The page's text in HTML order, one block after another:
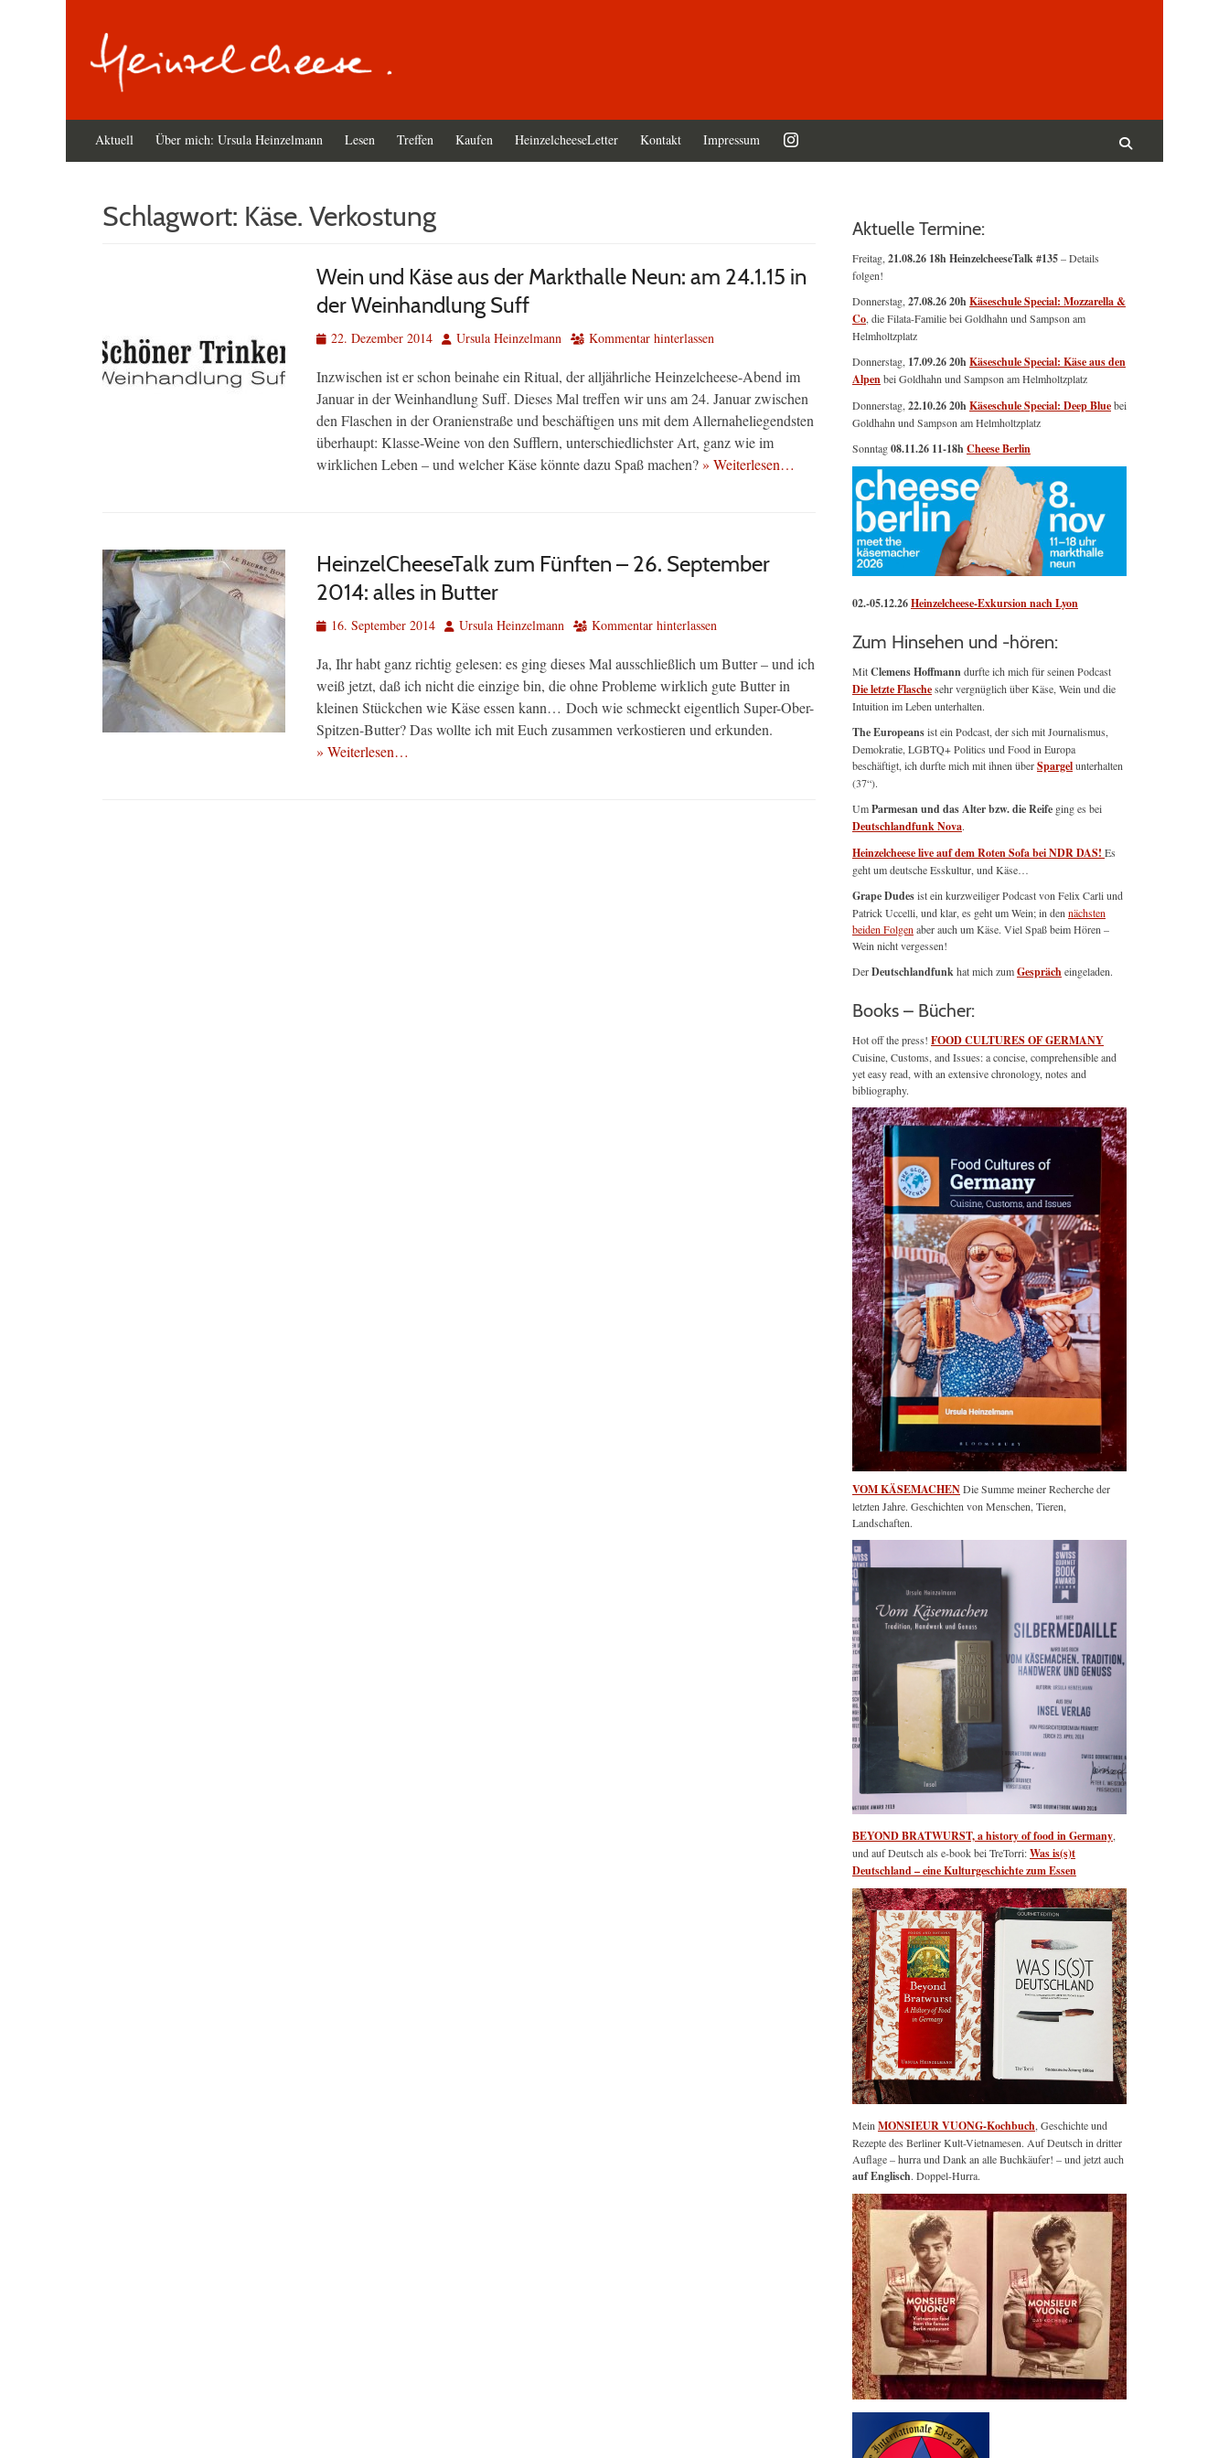
Primäres
Menü
Aktuell Über mich: Ursula Heinzelmann Lesen Treffen Kaufen HeinzelcheeseLetter Kontakt Impressum
Schlagwort: Käse. Verkostung
Wein und Käse aus der Markthalle Neun: am 24.1.15 in
der Weinhandlung Suff
Veröffentlicht
22. Dezember 2014 AutorUrsula Heinzelmann Kommentar hinterlassen
Inzwischen ist er schon beinahe ein Ritual, der alljährliche Heinzelcheese-Abend im
Januar in der Weinhandlung Suff. Dieses Mal treffen wir uns am 24. Januar zwischen
den Flaschen in der Oranienstraße und beschäftigen uns mit dem Allernaheliegendsten
überhaupt: Klasse-Weine von den Sufflern, unterschiedlichster Art, ganz wie im
wirklichen Leben – und welcher Käse könnte dazu Spaß machen?» Weiterlesen…
HeinzelCheeseTalk zum Fünften – 26. September
2014: alles in Butter
Veröffentlicht
16. September 2014 AutorUrsula Heinzelmann Kommentar hinterlassen
Ja, Ihr habt ganz richtig gelesen: es ging dieses Mal ausschließlich um Butter – und ich
weiß jetzt, daß ich nicht die einzige bin, die ohne Probleme wirklich gute Butter in
kleinen Stückchen wie Käse essen kann… Doch wie schmeckt eigentlich Super-Ober-
Spitzen-Butter? Das wollte ich mit Euch zusammen verkostieren und erkunden.
» Weiterlesen…
Aktuelle Termine:
Freitag, 21.08.26 18h HeinzelcheeseTalk #135– Details
folgen!
Donnerstag, 27.08.26 20hKäseschule Special: Mozzarella &
Co , die Filata-Familie bei Goldhahn und Sampson am
Helmholtzplatz
Donnerstag, 17.09.26 20hKäseschule Special: Käse aus den
Alpenbei Goldhahn und Sampson am Helmholtzplatz
Donnerstag, 22.10.26 20hKäseschule Special: Deep Bluebei
Goldhahn und Sampson am Helmholtzplatz
Sonntag08.11.26 11-18hCheese Berlin
02.-05.12.26Heinzelcheese-Exkursion nach Lyon
Zum Hinsehen und -hören:
MitClemens Hoffmanndurfte ich mich für seinen Podcast
Die letzte Flaschesehr vergnüglich über Käse, Wein und die
Intuition im Leben unterhalten.
The Europeansist ein Podcast, der sich mit Journalismus,
Demokratie, LGBTQ+ Politics und Food in Europa
beschäftigt, ich durfte mich mit ihnen überSpargelunterhalten
(37“).
UmParmesan und das Alter bzw. die Reife ging es bei
Deutschlandfunk Nova.
Heinzelcheese live auf dem Roten Sofa bei NDR DAS! Es
geht um deutsche Esskultur, und Käse…
Grape Dudesist ein kurzweiliger Podcast von Felix Carli und
Patrick Uccelli, und klar, es geht um Wein; in den nächsten
beiden Folgen aber auch um Käse. Viel Spaß beim Hören –
Wein nicht vergessen!
DerDeutschlandfunkhat mich zumGesprächeingeladen.
Books – Bücher:
Hot off the press! FOOD CULTURES OF GERMANY
Cuisine, Customs, and Issues: a concise, comprehensible and
yet easy read, with an extensive chronology, notes and
bibliography.
VOM KÄSEMACHENDie Summe meiner Recherche der
letzten Jahre. Geschichten von Menschen, Tieren,
Landschaften.
BEYOND BRATWURST, a history of food in Germany
und auf Deutsch als e-book bei TreTorri:Was is(s)t
Deutschland – eine Kulturgeschichte zum Essen
Mein MONSIEUR VUONG-Kochbuch , Geschichte und
Rezepte des Berliner Kult-Vietnamesen. Auf Deutsch in dritter
Auflage – hurra und Dank an alle Buchkäufer! – und jetzt auch
auf Englisch. Doppel-Hurra.